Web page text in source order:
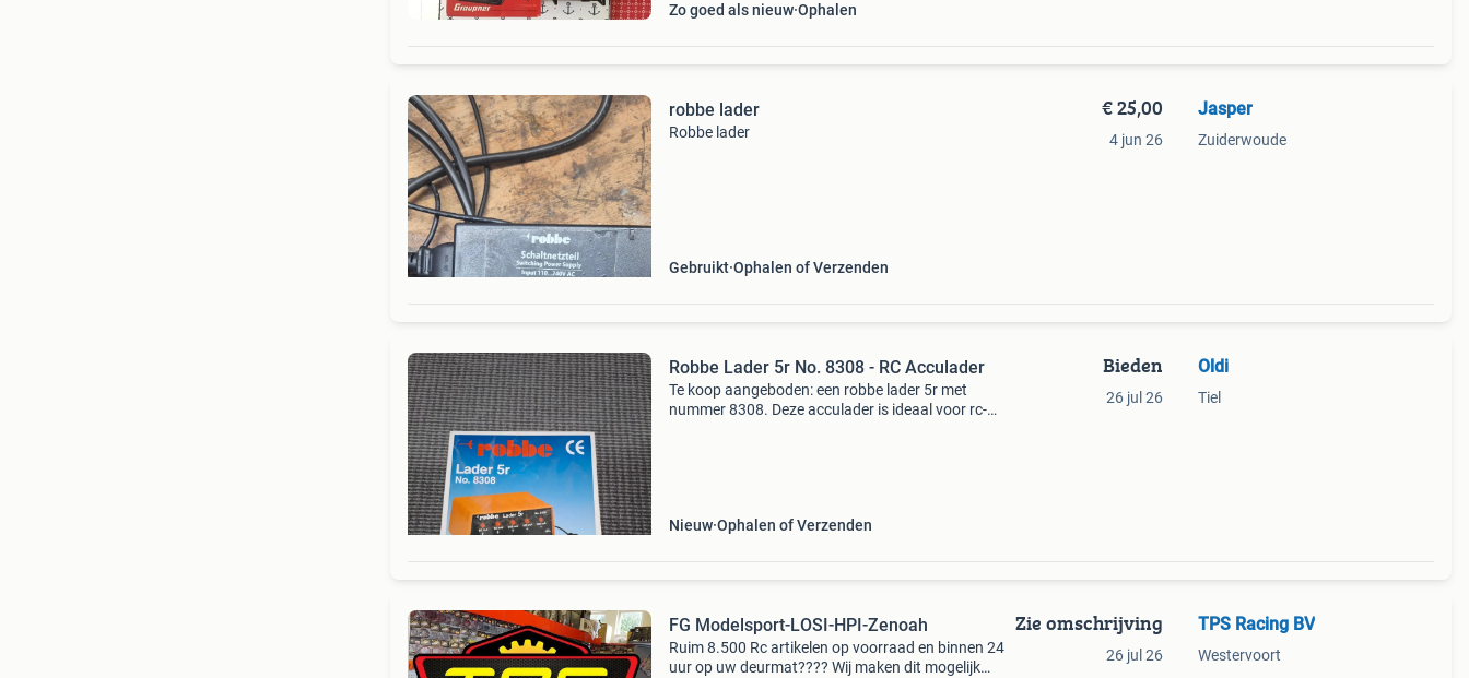
Zo goed als nieuw Ophalen
robbe lader
Robbe lader
Gebruikt Ophalen of Verzenden
€ 25,00
4 jun 26
Jasper
Zuiderwoude
Robbe Lader 5r No. 8308 - RC Acculader
Te koop aangeboden: een robbe lader 5r met
nummer 8308. Deze acculader is ideaal voor rc-
Nieuw Ophalen of Verzenden
Bieden
26 jul 26
Oldi
Tiel
FG Modelsport-LOSI-HPI-Zenoah
Ruim 8.500 Rc artikelen op voorraad en binnen 24
uur op uw deurmat???? Wij maken dit mogelijk
Zie omschrijving
26 jul 26
TPS Racing BV
Westervoort